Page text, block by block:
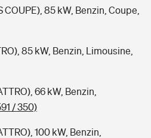
COUPE), 85 kW, Benzin, Coupe,
85 kW, Benzin, Limousine,
66 kW, Benzin,
/ 350)
100 kW, Benzin,